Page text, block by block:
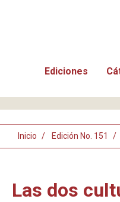
Ediciones
Inicio Edición No. 151
Las dos